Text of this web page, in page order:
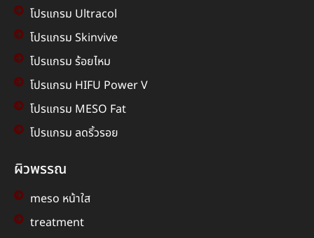
โปรแกรม Ultracol
โปรแกรม Skinvive
โปรแกรม ร้อยไหม
โปรแกรม HIFU Power V
โปรแกรม MESO Fat
โปรแกรม ลดริ้วรอย
ผิวพรรณ
meso หน้าใส
treatment